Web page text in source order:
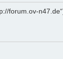
forum.ov-